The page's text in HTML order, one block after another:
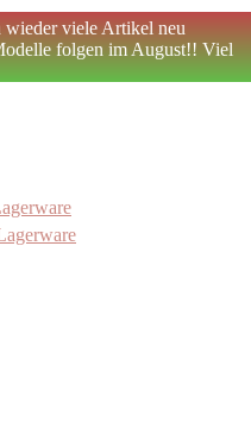
viele Artikel neu
folgen im August!! Viel